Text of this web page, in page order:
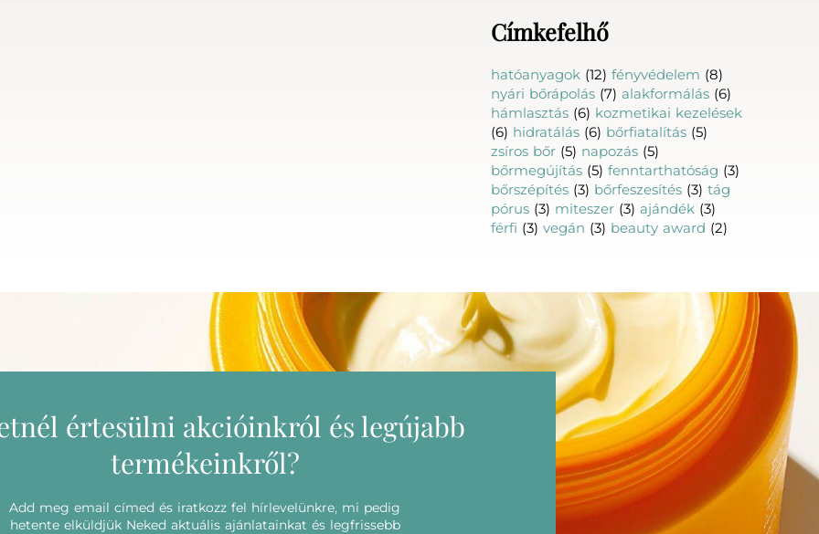
Címkefelhő
hatóanyagok (12) fényvédelem (8)
nyári bőrápolás (7) alakformálás (6)
hámlasztás (6) kozmetikai kezelések
(6) hidratálás (6) bőrfiatalítás (5)
zsíros bőr (5) napozás (5)
bőrmegújítás (5) fenntarthatóság (3)
bőrszépítés (3) bőrfeszesítés (3) tág
pórus (3) miteszer (3) ajándék (3)
férfi (3) vegán (3) beauty award (2)
értesülni akcióinkról és legújabb
termékeinkről?
Add meg email címed és iratkozz fel hírlevelünkre, mi pedig
hetente elküldjük Neked aktuális ajánlatainkat és legfrissebb